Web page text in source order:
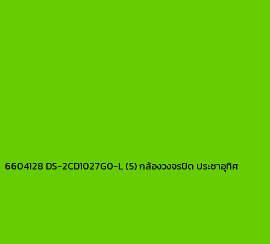
6604128 DS-2CD1027G0-L (5) กล้องวงจรปิด ประชาอุทิศ